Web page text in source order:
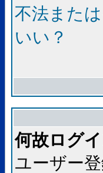
不法また
いい？
何故ログ
ユーザー